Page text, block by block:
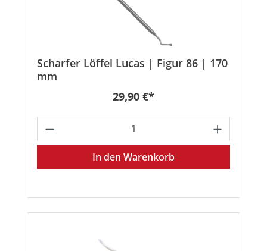
Scharfer Löffel Lucas | Figur 86 | 170
mm
Regulärer Preis:
29,90 €*
Produkt Anzahl: Gib den
In den Warenkorb